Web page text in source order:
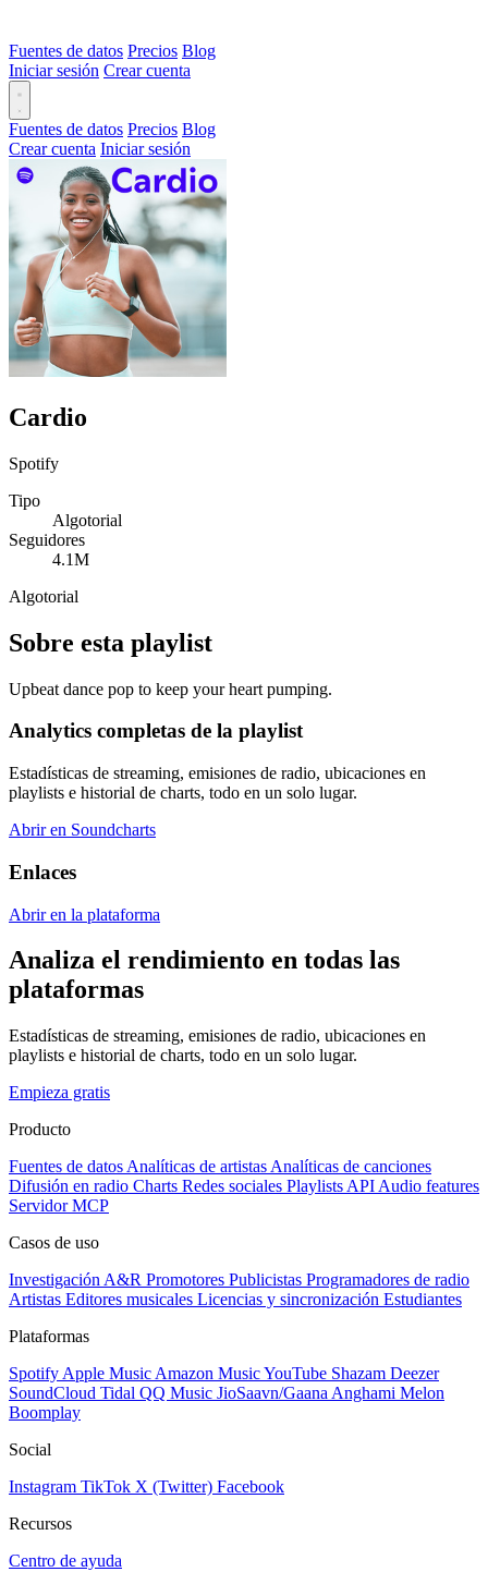
Fuentes de datos Precios Blog
Iniciar sesión Crear cuenta
Fuentes de datos Precios Blog
Crear cuenta Iniciar sesión
Cardio
Spotify
Tipo
Algotorial
Seguidores
4.1M
Algotorial
Sobre esta playlist
Upbeat dance pop to keep your heart pumping.
Analytics completas de la playlist
Estadísticas de streaming, emisiones de radio, ubicaciones en
playlists e historial de charts, todo en un solo lugar.
Abrir en Soundcharts
Enlaces
Abrir en la plataforma
Analiza el rendimiento en todas las
plataformas
Estadísticas de streaming, emisiones de radio, ubicaciones en
playlists e historial de charts, todo en un solo lugar.
Empieza gratis
Producto
Fuentes de datos Analíticas de artistas Analíticas de canciones
Difusión en radio Charts Redes sociales Playlists API Audio features
Servidor MCP
Casos de uso
Investigación A&R Promotores Publicistas Programadores de radio
Artistas Editores musicales Licencias y sincronización Estudiantes
Plataformas
Spotify Apple Music Amazon MusicYouTube Shazam Deezer
SoundCloud Tidal QQ Music JioSaavn/Gaana Anghami Melon
Boomplay
Social
Instagram TikTok X (Twitter) Facebook
Recursos
Centro de ayuda